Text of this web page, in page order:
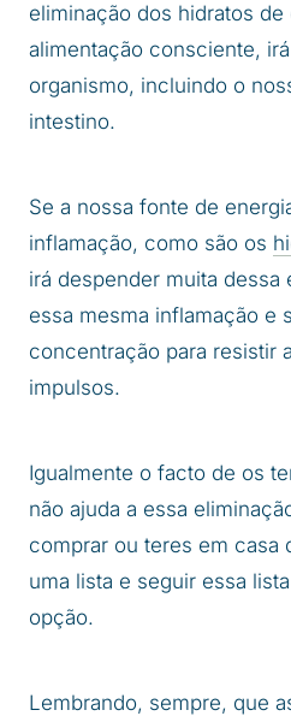
eliminação dos hidratos de
alimentação consciente,
organismo, incluindo o
intestino.
Se a nossa fonte de
inflamação, como são os
irá despender muita dessa
essa mesma inflamação e
concentração para resistir
impulsos.
Igualmente o facto de os
não ajuda a essa
comprar ou teres em casa
uma lista e seguir essa
opção.
Lembrando, sempre, que